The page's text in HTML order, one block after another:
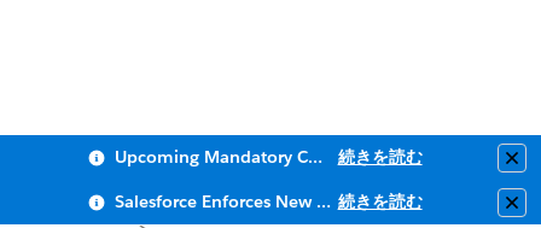
Upcoming Mandatory Changes to Public Key Infrastructure (PKI) 続きを読む
Salesforce Enforces New Security Requirements in Summer 2026 続きを読む